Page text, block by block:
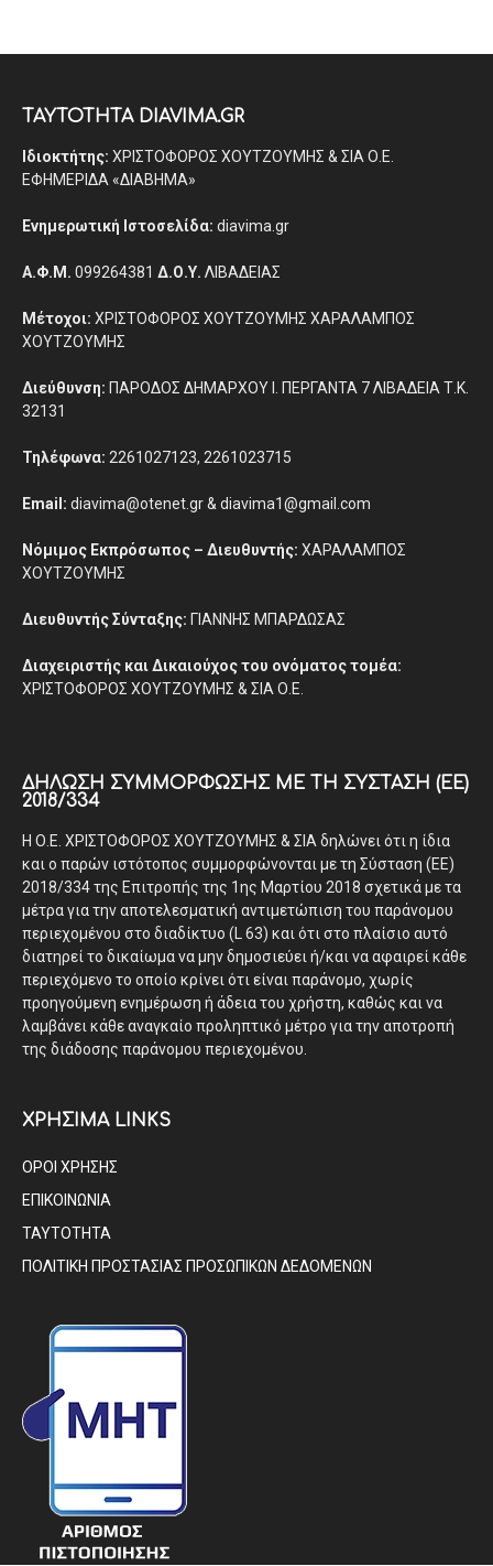
ΤΑΥΤΟΤΗΤΑ DIAVIMA.GR
Ιδιοκτήτης: ΧΡΙΣΤΟΦΟΡΟΣ ΧΟΥΤΖΟΥΜΗΣ & ΣΙΑ Ο.Ε.
ΕΦΗΜΕΡΙΔΑ «ΔΙΑΒΗΜΑ»
Ενημερωτική Ιστοσελίδα: diavima.gr
Α.Φ.Μ. 099264381 Δ.Ο.Υ. ΛΙΒΑΔΕΙΑΣ
Μέτοχοι: ΧΡΙΣΤΟΦΟΡΟΣ ΧΟΥΤΖΟΥΜΗΣ ΧΑΡΑΛΑΜΠΟΣ
ΧΟΥΤΖΟΥΜΗΣ
Διεύθυνση: ΠΑΡΟΔΟΣ ΔΗΜΑΡΧΟΥ Ι. ΠΕΡΓΑΝΤΑ 7 ΛΙΒΑΔΕΙΑ Τ.Κ.
32131
Τηλέφωνα: 2261027123, 2261023715
Email: diavima@otenet.gr & diavima1@gmail.com
Νόμιμος Εκπρόσωπος – Διευθυντής: ΧΑΡΑΛΑΜΠΟΣ
ΧΟΥΤΖΟΥΜΗΣ
Διευθυντής Σύνταξης: ΓΙΑΝΝΗΣ ΜΠΑΡΔΩΣΑΣ
Διαχειριστής και Δικαιούχος του ονόματος τομέα:
ΧΡΙΣΤΟΦΟΡΟΣ ΧΟΥΤΖΟΥΜΗΣ & ΣΙΑ Ο.Ε.
ΔΉΛΩΣΗ ΣΥΜΜΌΡΦΩΣΗΣ ΜΕ ΤΗ ΣΎΣΤΑΣΗ (ΕΕ)
2018/334
Η Ο.Ε. ΧΡΙΣΤΟΦΟΡΟΣ ΧΟΥΤΖΟΥΜΗΣ & ΣΙΑ δηλώνει ότι η ίδια
και ο παρών ιστότοπος συμμορφώνονται με τη Σύσταση (ΕΕ)
2018/334 της Επιτροπής της 1ης Μαρτίου 2018 σχετικά με τα
μέτρα για την αποτελεσματική αντιμετώπιση του παράνομου
περιεχομένου στο διαδίκτυο (L 63) και ότι στο πλαίσιο αυτό
διατηρεί το δικαίωμα να μην δημοσιεύει ή/και να αφαιρεί κάθε
περιεχόμενο το οποίο κρίνει ότι είναι παράνομο, χωρίς
προηγούμενη ενημέρωση ή άδεια του χρήστη, καθώς και να
λαμβάνει κάθε αναγκαίο προληπτικό μέτρο για την αποτροπή
της διάδοσης παράνομου περιεχομένου.
ΧΡΗΣΙΜΑ LINKS
ΟΡΟΙ ΧΡΗΣΗΣ
ΕΠΙΚΟΙΝΩΝΙΑ
ΤΑΥΤΟΤΗΤΑ
ΠΟΛΙΤΙΚΗ ΠΡΟΣΤΑΣΙΑΣ ΠΡΟΣΩΠΙΚΩΝ ΔΕΔΟΜΕΝΩΝ